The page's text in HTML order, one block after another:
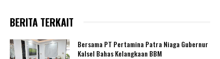
BERITA TERKAIT
Bersama PT Pertamina Patra Niaga Gubernur
Kalsel Bahas Kelangkaan BBM